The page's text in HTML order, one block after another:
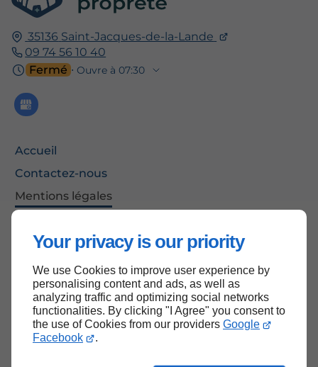
Your privacy is our priority
We use Cookies to improve user experience by
personalising content and ads, as well as
analyzing traffic and optimizing social networks
functionalities. By clicking "I Agree" you consent to
the use of Cookies from our providers Google
Facebook
.
35136 Saint-Jacques-de-la-Lande
09 74 56 10 40
Fermé ⋅ Ouvre à 07:30
Accueil
Contactez-nous
Mentions légales
Haut de page